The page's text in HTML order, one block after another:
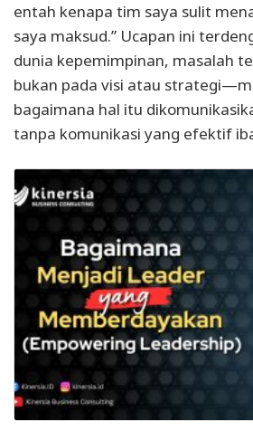
entah kenapa tim saya sulit
saya maksud.” Ucapan ini
dunia kepemimpinan, masalah
bukan pada visi atau
bagaimana hal itu
tanpa komunikasi yang efektif